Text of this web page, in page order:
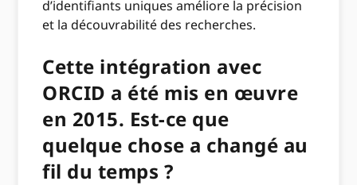
d’identifiants uniques améliore la précision
et la découvrabilité des recherches.
Cette intégration avec
ORCID a été mis en œuvre
en 2015. Est-ce que
quelque chose a changé au
fil du temps ?